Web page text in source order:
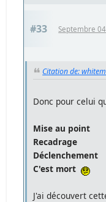
#33 Septembre
Citation de:
Donc pour celui
Mise au point
Recadrage
Déclenchement
C'est mort
J'ai découvert